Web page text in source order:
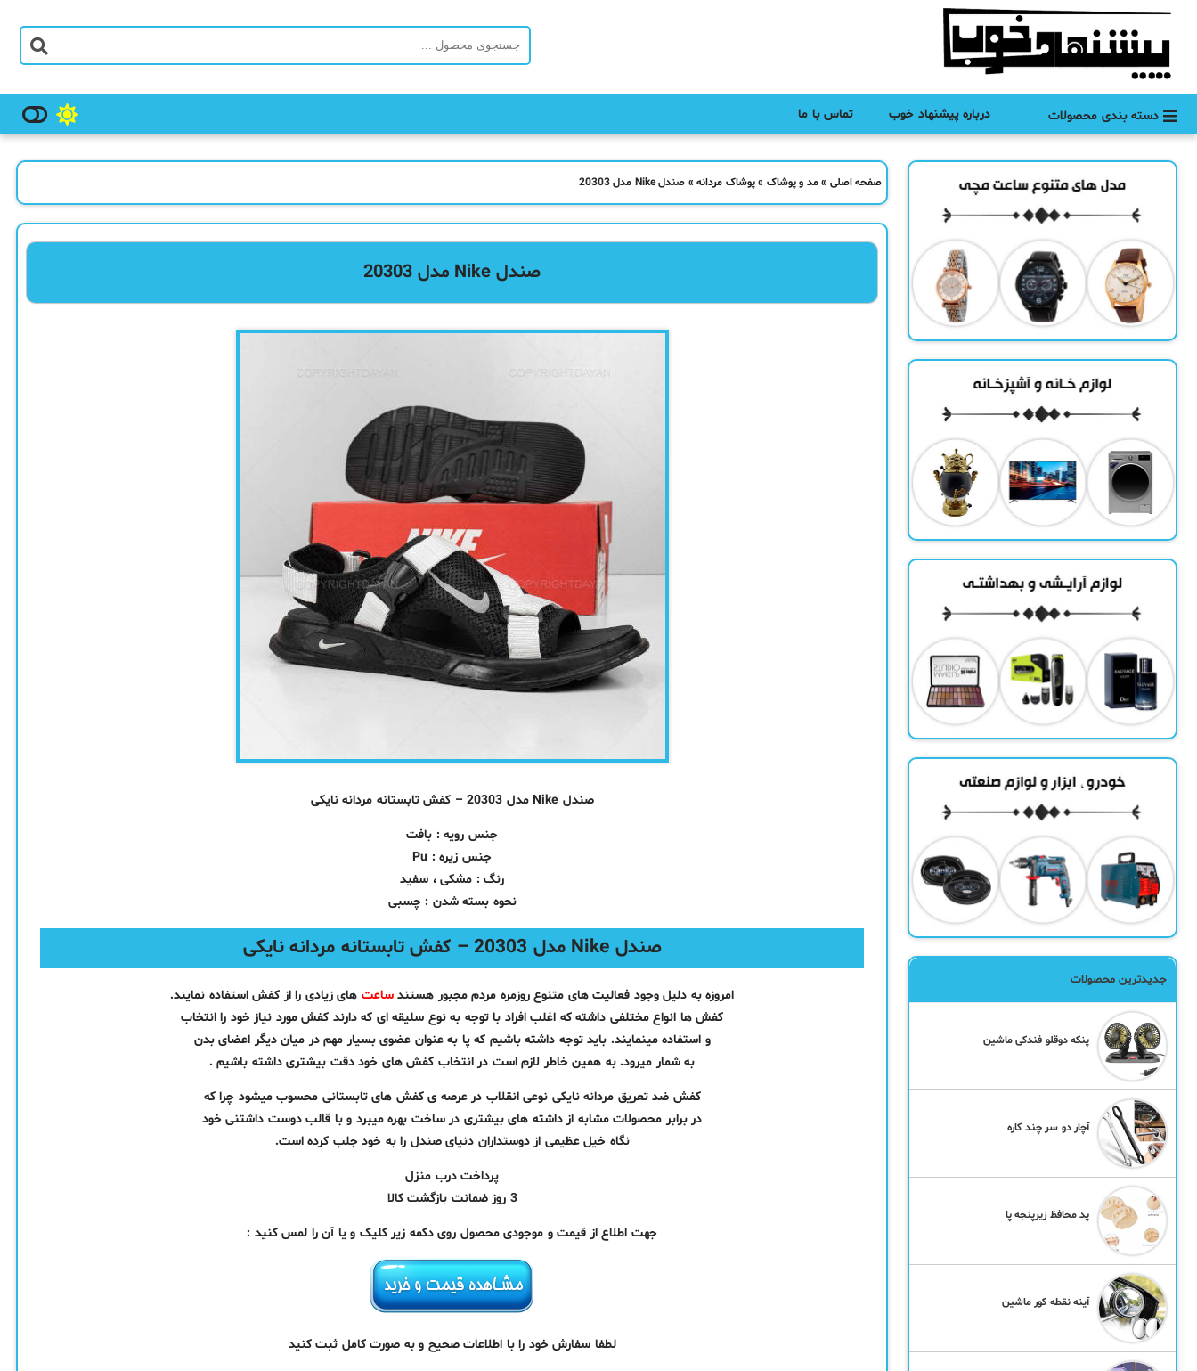
دسته بندی محصولات درباره پیشنهاد خوب تماس با ما
صفحه اصلی »مد و پوشاک »پوشاک مردانه » صندل Nike مدل 20303
صندل Nike مدل 20303
صندل Nike مدل 20303 – کفش تابستانه مردانه نایکی
جنس رویه : بافت
جنس زیره : Pu
رنگ : مشکی ، سفید
نحوه بسته شدن : چسبی
صندل Nike مدل 20303 – کفش تابستانه مردانه نایکی
امروزه به دلیل وجود فعالیت های متنوع روزمره مردم مجبور هستندساعت های زیادی را از کفش استفاده نمایند.
کفش ها انواع مختلفی داشته که اغلب افراد با توجه به نوع سلیقه ای که دارند کفش مورد نیاز خود را انتخاب
و استفاده مینمایند. باید توجه داشته باشیم که پا به عنوان عضوی بسیار مهم در میان دیگر اعضای بدن
به شمار میرود. به همین خاطر لازم است در انتخاب کفش های خود دقت بیشتری داشته باشیم .
کفش ضد تعریق مردانه نایکی نوعی انقلاب در عرصه ی کفش های تابستانی محسوب میشود چرا که
در برابر محصولات مشابه از داشته های بیشتری در ساخت بهره میبرد و با قالب دوست داشتنی خود
نگاه خیل عظیمی از دوستداران دنیای صندل را به خود جلب کرده است.
پرداخت درب منزل
3 روز ضمانت بازگشت کالا
جهت اطلاع از قیمت و موجودی محصول روی دکمه زیر کلیک و یا آن را لمس کنید :
لطفا سفارش خود را با اطلاعات صحیح و به صورت کامل ثبت کنید
جدیدترین محصولات
پنکه دوقلو فندکی ماشین
آچار دو سر چند کاره
پد محافظ زیرپنجه پا
آینه نقطه کور ماشین